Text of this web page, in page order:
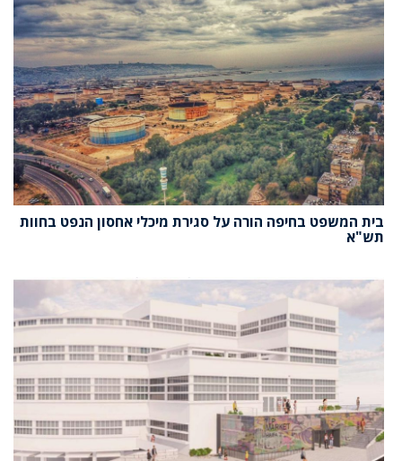
בית המשפט בחיפה הורה על סגירת מיכלי אחסון הנפט בחוות
תש"א